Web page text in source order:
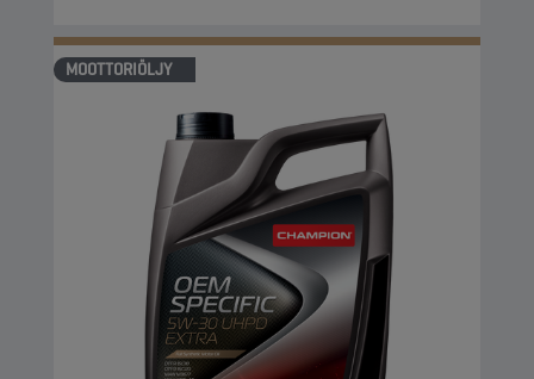
MOOTTORIÖLJY